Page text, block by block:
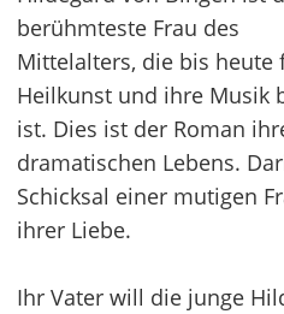
berühmteste Frau des
Mittelalters, die bis heute
Heilkunst und ihre Musik
ist. Dies ist der Roman
dramatischen Lebens.
Schicksal einer mutigen
ihrer Liebe.
Ihr Vater will die junge